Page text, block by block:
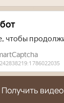
Получить видео